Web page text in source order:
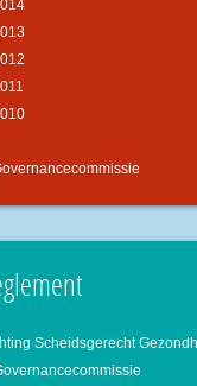
Scheidsgerecht